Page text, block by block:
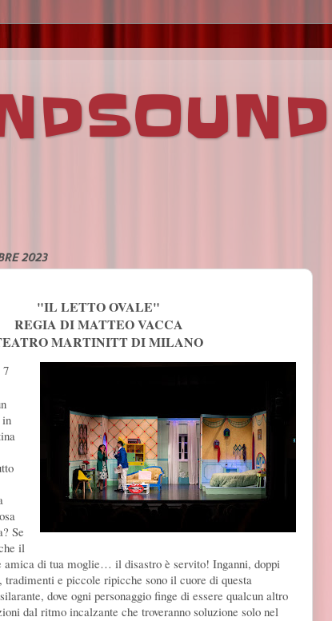
2023
"IL LETTO OVALE"
REGIA DI MATTEO VACCA
MARTINITT DI MILANO
in
Se
il
amica di tua moglie… il disastro è servito! Inganni, doppi
tradimenti e piccole ripicche sono il cuore di questa
dove ogni personaggio finge di essere qualcun altro
dal ritmo incalzante che troveranno soluzione solo nel